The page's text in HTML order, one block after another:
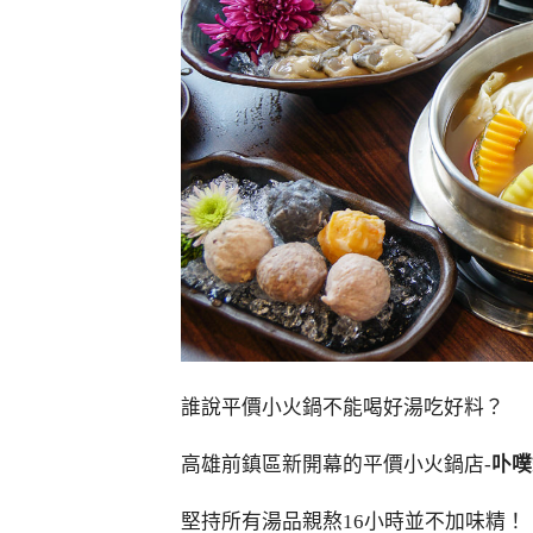
誰說平價小火鍋不能喝好湯吃好料？
高雄前鎮區新開幕的平價小火鍋店-卟
堅持所有湯品親熬16小時並不加味精！